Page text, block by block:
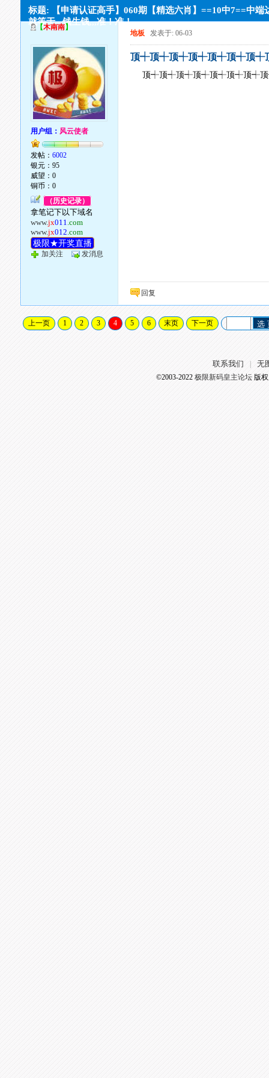
标题: 【申请认证高手】060期【精选六肖】==10中7==中端
就等于,,,钱生钱,,,准！准！
【木南南】
用户组： 风云使者
发帖：6002
银元：95
威望：0
铜币：0
（历史记录）
拿笔记下以下域名
www.jx011.com
www.jx012.com
极限★开奖直播
加关注 发消息
地板 发表于: 06-03
顶┽顶┽顶┽顶┽顶┽顶┽顶┽
顶┽顶┽顶┽顶┽顶┽顶┽顶┽
回复
上一页 1 2 3 4 5 6 末页 下一页 选
联系我们 无
©2003-2022 极限新码皇主论坛版权